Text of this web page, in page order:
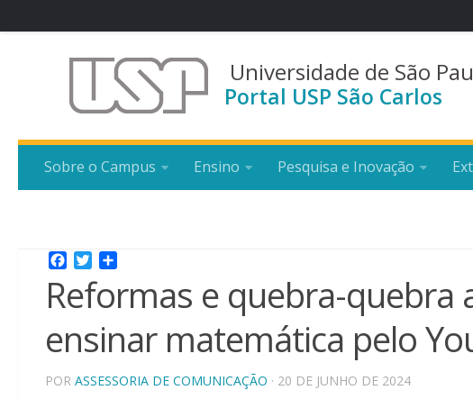
Universidade de São
Portal USP São Carlos
Sobre o Campus Ensino Pesquisa e Inovação
Facebook
Twitter
Reformas e quebra-quebra
ensinar matemática pelo
POR ASSESSORIA DE COMUNICAÇÃO · 20 DE JUNHO DE 2024